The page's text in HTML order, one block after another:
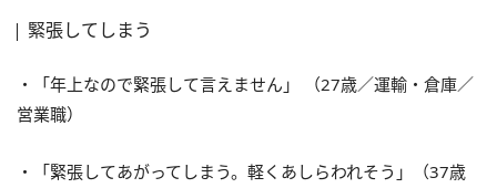
緊張してしまう
・「年上なので緊張して言えません」 （27歳／運輸・倉庫／
営業職）
・「緊張してあがってしまう。軽くあしらわれそう」（37歳